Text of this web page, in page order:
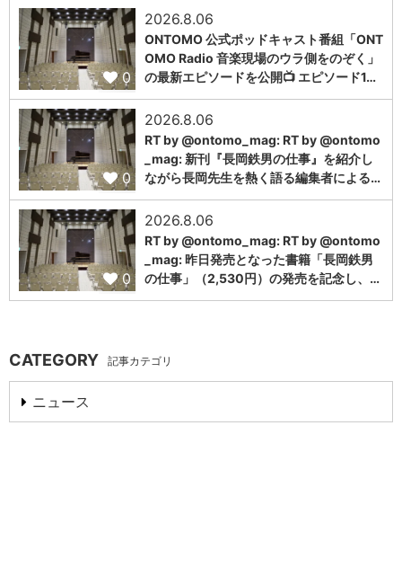
0
2026.8.06
ONTOMO 公式ポッドキャスト番組「ONT
OMO Radio 音楽現場のウラ側をのぞく」
の最新エピソードを公開📺 エピソード1…
0
2026.8.06
RT by @ontomo_mag: RT by @ontomo
_mag: 新刊『長岡鉄男の仕事』を紹介し
ながら長岡先生を熱く語る編集者による…
0
2026.8.06
RT by @ontomo_mag: RT by @ontomo
_mag: 昨日発売となった書籍「長岡鉄男
の仕事」（2,530円）の発売を記念し、…
CATEGORY 記事カテゴリ
ニュース